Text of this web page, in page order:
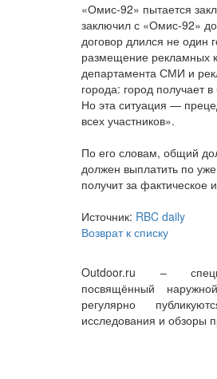
«Омис-92» пытается
заключил с «Омис-92»
договор длился не один
размещение рекламных
департамента СМИ и
города: город получает
Но эта ситуация —
всех участников».
По его словам, общий
должен выплатить по
получит за
Источник: RBC daily
Возврат к списку
Outdoor.ru –
посвящённый
регулярно
исследования и обзоры